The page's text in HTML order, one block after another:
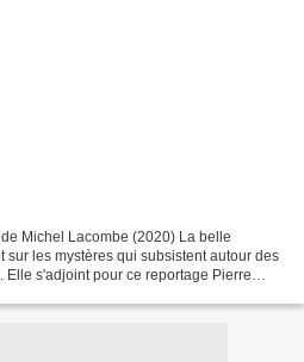
Michel Lacombe (2020) La belle
sur les mystères qui subsistent autour des
s'adjoint pour ce reportage Pierre